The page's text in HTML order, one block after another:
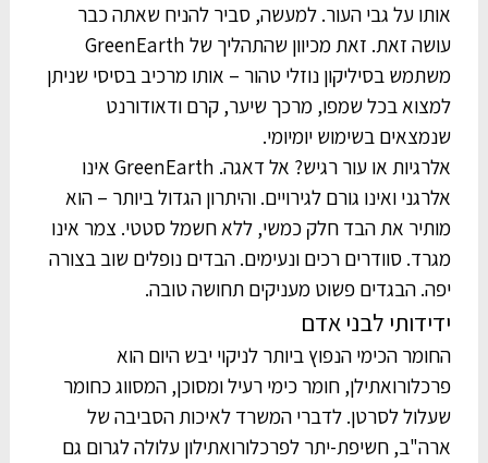
אותו על גבי העור. למעשה, סביר להניח שאתה כבר
עושה זאת. זאת מכיוון שהתהליך של GreenEarth
משתמש בסיליקון נוזלי טהור – אותו מרכיב בסיסי שניתן
למצוא בכל שמפו, מרכך שיער, קרם ודאודורנט
שנמצאים בשימוש יומיומי.
אלרגיות או עור רגיש? אל דאגה. GreenEarth אינו
אלרגני ואינו גורם לגירויים. והיתרון הגדול ביותר – הוא
מותיר את הבד חלק כמשי, ללא חשמל סטטי. צמר אינו
מגרד. סוודרים רכים ונעימים. הבדים נופלים שוב בצורה
יפה. הבגדים פשוט מעניקים תחושה טובה.
ידידותי לבני אדם
החומר הכימי הנפוץ ביותר לניקוי יבש היום הוא
פרכלורואתילן, חומר כימי רעיל ומסוכן, המסווג כחומר
שעלול לסרטן. לדברי המשרד לאיכות הסביבה של
ארה"ב, חשיפת-יתר לפרכלורואתילון עלולה לגרום גם